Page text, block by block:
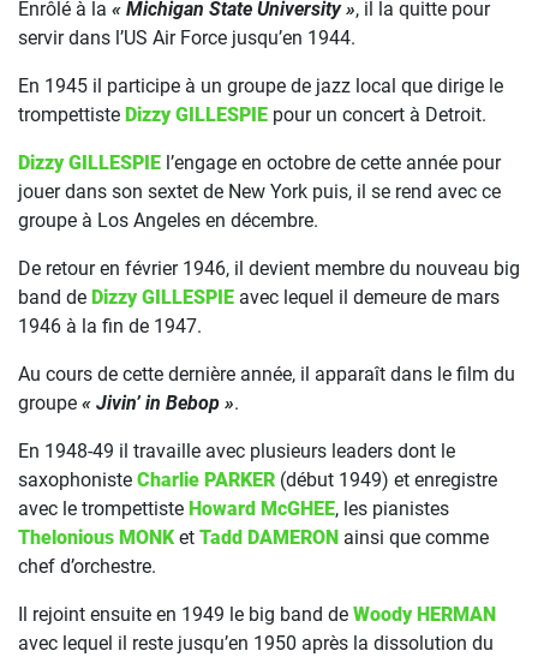
Enrôlé à la « Michigan State University », il la quitte pour
servir dans l’US Air Force jusqu’en 1944.
En 1945 il participe à un groupe de jazz local que dirige le
trompettiste Dizzy GILLESPIE pour un concert à Detroit.
Dizzy GILLESPIE l’engage en octobre de cette année pour
jouer dans son sextet de New York puis, il se rend avec ce
groupe à Los Angeles en décembre.
De retour en février 1946, il devient membre du nouveau big
band de Dizzy GILLESPIE avec lequel il demeure de mars
1946 à la fin de 1947.
Au cours de cette dernière année, il apparaît dans le film du
groupe « Jivin’ in Bebop ».
En 1948-49 il travaille avec plusieurs leaders dont le
saxophoniste Charlie PARKER (début 1949) et enregistre
avec le trompettiste Howard McGHEE, les pianistes
Thelonious MONKet Tadd DAMERON ainsi que comme
chef d’orchestre.
Il rejoint ensuite en 1949 le big band de Woody HERMAN
avec lequel il reste jusqu’en 1950 après la dissolution du